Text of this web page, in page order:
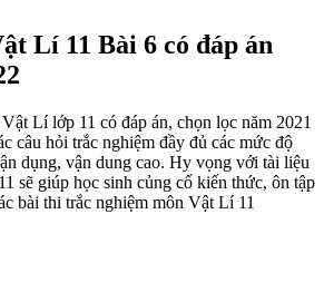
Lí 11 Bài 6 có đáp án
Lí lớp 11 có đáp án, chọn lọc năm 2021
câu hỏi trắc nghiệm đầy đủ các mức độ
dụng, vận dung cao. Hy vọng với tài liệu
sẽ giúp học sinh củng cố kiến thức, ôn tập
bài thi trắc nghiệm môn Vật Lí 11